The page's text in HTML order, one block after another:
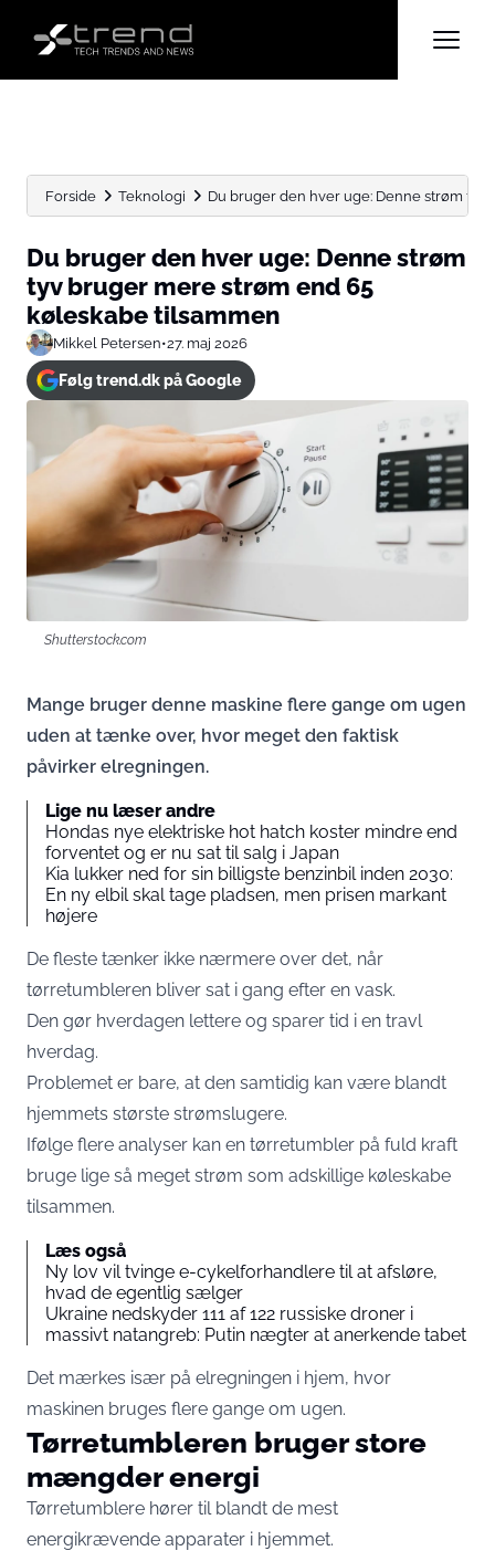
Forside Teknologi Du bruger den hver uge: Denne strøm tyv
Du bruger den hver uge: Denne strøm
tyv bruger mere strøm end 65
køleskabe tilsammen
Mikkel Petersen•27. maj 2026
Følg trend.dk på Google
Shutterstock.com
Mange bruger denne maskine flere gange om ugen
uden at tænke over, hvor meget den faktisk
påvirker elregningen.
Lige nu læser andre
Hondas nye elektriske hot hatch koster mindre end
forventet og er nu sat til salg i Japan
Kia lukker ned for sin billigste benzinbil inden 2030:
En ny elbil skal tage pladsen, men prisen markant
højere
De fleste tænker ikke nærmere over det, når
tørretumbleren bliver sat i gang efter en vask.
Den gør hverdagen lettere og sparer tid i en travl
hverdag.
Problemet er bare, at den samtidig kan være blandt
hjemmets største strømslugere.
Ifølge flere analyser kan en tørretumbler på fuld kraft
bruge lige så meget strøm som adskillige køleskabe
tilsammen.
Læs også
Ny lov vil tvinge e-cykelforhandlere til at afsløre,
hvad de egentlig sælger
Ukraine nedskyder 111 af 122 russiske droner i
massivt natangreb: Putin nægter at anerkende tabet
Det mærkes især på elregningen i hjem, hvor
maskinen bruges flere gange om ugen.
Tørretumbleren bruger store
mængder energi
Tørretumblere hører til blandt de mest
energikrævende apparater i hjemmet.